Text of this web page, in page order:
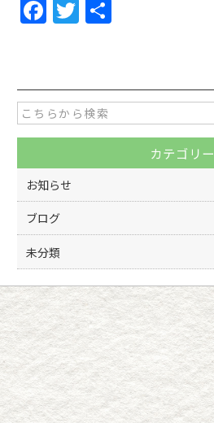
F
a
e
b
o
o
k
T
w
er
カテゴリー
お知らせ
ブログ
未分類